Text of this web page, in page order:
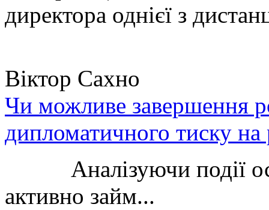
директора однієї з
Віктор Сахно
Чи можливе завершення
дипломатичного тиску
Аналізуючи події
активно займ...